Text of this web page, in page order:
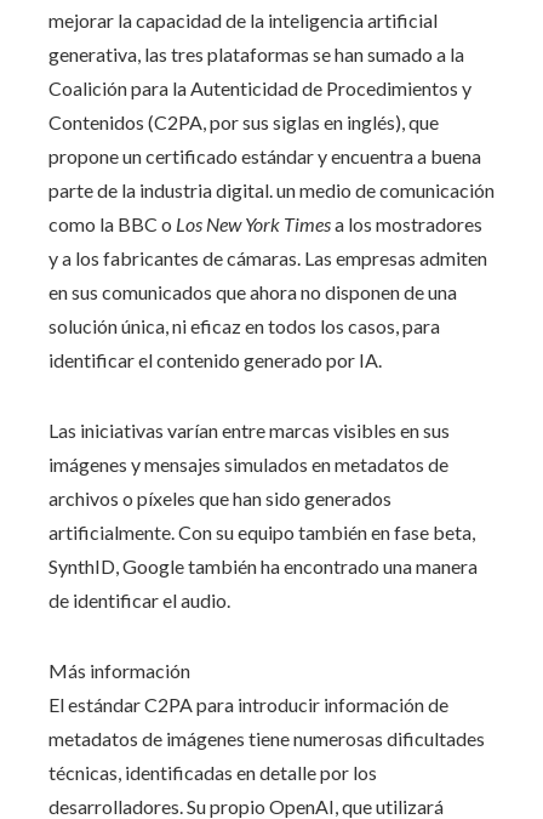
mejorar la capacidad de la inteligencia artificial
generativa, las tres plataformas se han sumado a la
Coalición para la Autenticidad de Procedimientos y
Contenidos (C2PA, por sus siglas en inglés), que
propone un certificado estándar y encuentra a buena
parte de la industria digital. un medio de comunicación
como la BBC o Los New York Timesa los mostradores
y a los fabricantes de cámaras. Las empresas admiten
en sus comunicados que ahora no disponen de una
solución única, ni eficaz en todos los casos, para
identificar el contenido generado por IA.
Las iniciativas varían entre marcas visibles en sus
imágenes y mensajes simulados en metadatos de
archivos o píxeles que han sido generados
artificialmente. Con su equipo también en fase beta,
SynthID, Google también ha encontrado una manera
de identificar el audio.
Más información
El estándar C2PA para introducir información de
metadatos de imágenes tiene numerosas dificultades
técnicas, identificadas en detalle por los
desarrolladores. Su propio OpenAI, que utilizará